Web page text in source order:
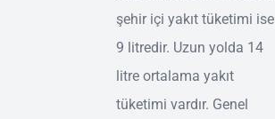
şehir içi yakıt tüketimi ise
9 litredir. Uzun yolda 14
litre ortalama yakıt
tüketimi vardır. Genel